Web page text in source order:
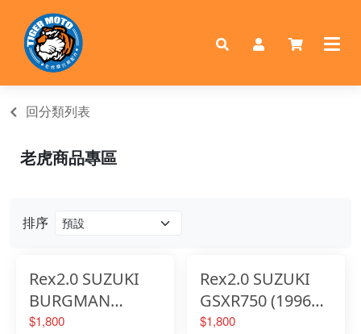
回分類列表
排序
Rex2.0 SUZUKI
BURGMAN
AN650 六段調整
$1,800
Rex2.0 SUZUKI
GSXR750 (1996年
式) 六段調整省力
$1,800
老虎商品專區